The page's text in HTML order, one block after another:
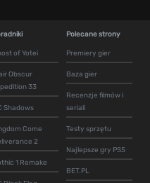
of Yotei
Obscur
33
Shadows
Come
2
1 Remake
Polecane strony
Premiery gier
Baza gier
Recenzje filmów i
seriali
Testy sprzętu
Najlepsze gry PS5
BET.PL